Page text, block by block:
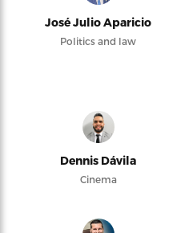
José Julio Aparicio
Politics and law
Dennis Dávila
Cinema